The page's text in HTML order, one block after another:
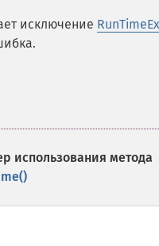
исключение
использования метода